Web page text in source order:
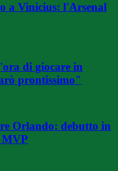
a Vinicius: l'Arsenal
di giocare in
prontissimo"
Orlando: debutto in
MVP